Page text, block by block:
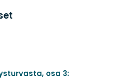
osa 3: